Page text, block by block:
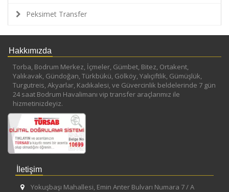
Peksimet Transfer
Hakkımızda
Torba, Bodrum Merkez, İçmeler, Gümbet, Bitez, Ortakent,
Yalıkavak, Gündoğan, Türkbükü, Gölköy, Yalıçiftlik, Gümüşlük,
Turgutreis, Akyarlar, Kadıkalesi, ve Güvercinlik beldelerinde 7 gün
24 saat Bodrum Havalimanı vip transfer araçlarımız ile
hizmetinizdeyiz.
İletişim
Yokuşbaşı Mahallesi, Emin Anter Bulvarı Numara 7 / A